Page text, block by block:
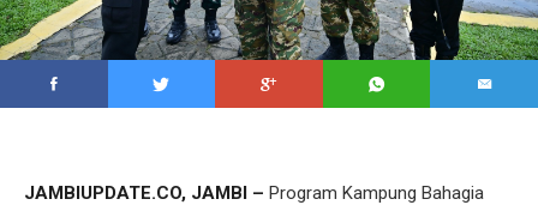
JAMBIUPDATE.CO, JAMBI – Program Kampung Bahagia